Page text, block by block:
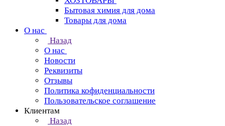
Бытовая химия для дома
Товары для дома
О нас
Назад
О нас
Новости
Реквизиты
Отзывы
Политика кофиденциальности
Пользовательское соглашение
Клиентам
Назад